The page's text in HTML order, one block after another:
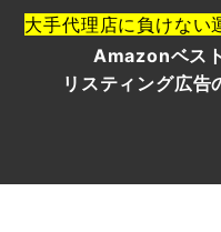
大手代理店に負けない
Amazonベス
リスティング広告